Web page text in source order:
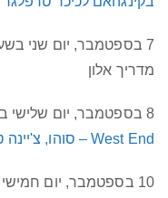
7 בספטמבר, יום שני בשעה 14:30 –
מדריך אלון
8 בספטמבר, יום שלישי בשעה 10:00 – מרכז לונדון –
West End – סוהו, צ'יינה טאון, קובנט גארדן
10 בספטמבר, יום חמישי בשעה 09:30 – סיור קלאסי –